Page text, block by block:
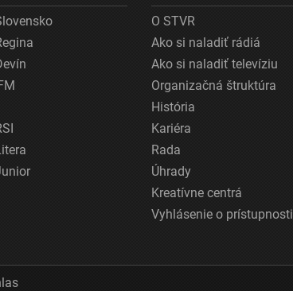
O STVR
Ako si naladiť rádiá
Ako si naladiť televíziu
Organizačná štruktúra
História
Kariéra
Rada
Úhrady
Kreatívne centrá
Vyhlásenie o prístupnosti